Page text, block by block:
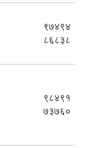
९७४९४
८६८३८
९८४९१
७३७६०